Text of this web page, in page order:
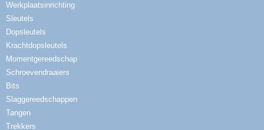
Werkplaatsinrichting
Sleutels
Dopsleutels
Krachtdopsleutels
Momentgereedschap
Schroevendraaiers
Bits
Slaggereedschappen
Tangen
Trekkers